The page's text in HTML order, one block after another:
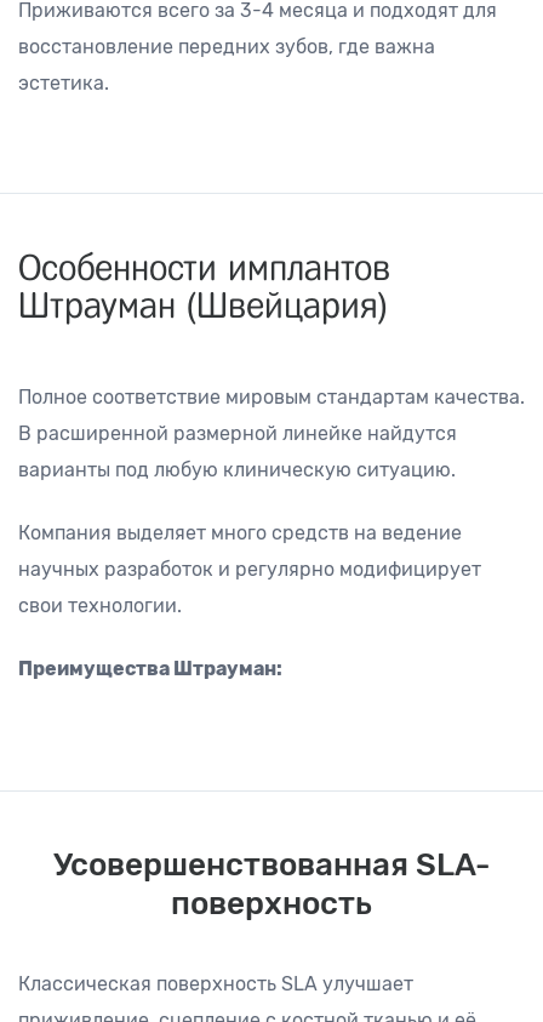
Приживаются всего за 3-4 месяца и подходят для
восстановление передних зубов, где важна
эстетика.
Особенности имплантов
Штрауман (Швейцария)
Полное соответствие мировым стандартам качества.
В расширенной размерной линейке найдутся
варианты под любую клиническую ситуацию.
Компания выделяет много средств на ведение
научных разработок и регулярно модифицирует
свои технологии.
Преимущества Штрауман:
Усовершенствованная SLA-
поверхность
Классическая поверхность SLA улучшает